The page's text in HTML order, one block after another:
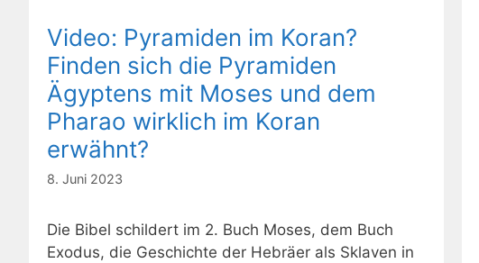
Video: Pyramiden im Koran?
Finden sich die Pyramiden
Ägyptens mit Moses und dem
Pharao wirklich im Koran
erwähnt?
8. Juni 2023
Die Bibel schildert im 2. Buch Moses, dem Buch
Exodus, die Geschichte der Hebräer als Sklaven in